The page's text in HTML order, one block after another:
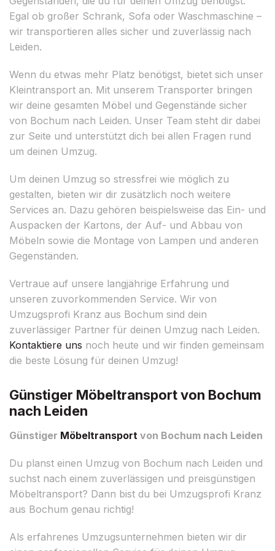
Egal ob großer Schrank, Sofa oder Waschmaschine –
wir transportieren alles sicher und zuverlässig nach
Leiden.
Wenn du etwas mehr Platz benötigst, bietet sich unser
Kleintransport an. Mit unserem Transporter bringen
wir deine gesamten Möbel und Gegenstände sicher
von Bochum nach Leiden. Unser Team steht dir dabei
zur Seite und unterstützt dich bei allen Fragen rund
um deinen Umzug.
Um deinen Umzug so stressfrei wie möglich zu
gestalten, bieten wir dir zusätzlich noch weitere
Services an. Dazu gehören beispielsweise das Ein- und
Auspacken der Kartons, der Auf- und Abbau von
Möbeln sowie die Montage von Lampen und anderen
Gegenständen.
Vertraue auf unsere langjährige Erfahrung und
unseren zuvorkommenden Service. Wir von
Umzugsprofi Kranz aus Bochum sind dein
zuverlässiger Partner für deinen Umzug nach Leiden.
Kontaktiere uns noch heute und wir finden gemeinsam
die beste Lösung für deinen Umzug!
Günstiger Möbeltransport von Bochum
nach Leiden
Günstiger Möbeltransport von Bochum nach Leiden
Du planst einen Umzug von Bochum nach Leiden und
suchst nach einem zuverlässigen und preisgünstigen
Möbeltransport? Dann bist du bei Umzugsprofi Kranz
aus Bochum genau richtig!
Als erfahrenes Umzugsunternehmen bieten wir dir